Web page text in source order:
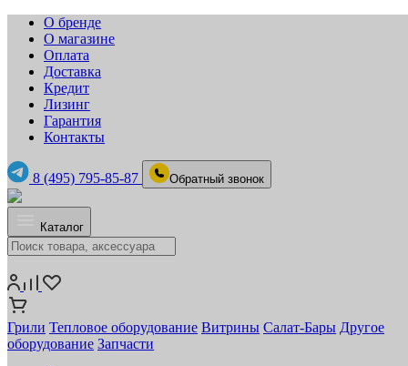
О бренде
О магазине
Оплата
Доставка
Кредит
Лизинг
Гарантия
Контакты
8 (495) 795-85-87 Обратный звонок
Каталог
Грили Тепловое оборудование Витрины Салат-Бары Другое
оборудование Запчасти